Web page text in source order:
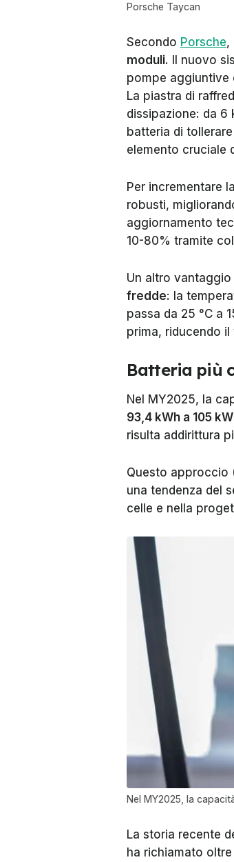
Porsche Taycan
Secondo Porsche,
moduli. Il nuovo
pompe aggiuntive
La piastra di
dissipazione: da 6
batteria di
elemento cruciale
Per incrementare
robusti,
aggiornamento
10-80% tramite
Un altro
fredde: la
passa da 25 °C a
prima, riducendo
Batteria più
Nel MY2025, la
93,4 kWh a 105
risulta addirittura
Questo approccio
una tendenza del
celle e nella
Nel MY2025, la
La storia recente
ha richiamato